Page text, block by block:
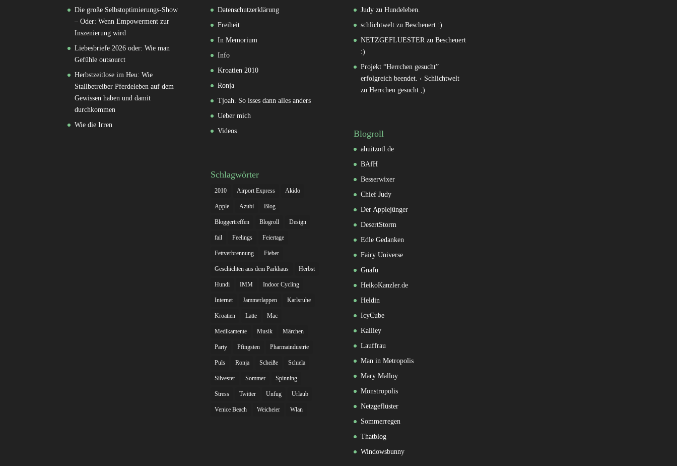
Die große Selbstoptimierungs-Show
– Oder: Wenn Empowerment zur
Inszenierung wird
Liebesbriefe 2026 oder: Wie man
Gefühle outsourct
Herbstzeitlose im Heu: Wie
Stallbetreiber Pferdeleben auf dem
Gewissen haben und damit
durchkommen
Wie die Irren
Datenschutzerklärung
Freiheit
In Memorium
Info
Kroatien 2010
Ronja
Tjoah. So isses dann alles anders
Ueber mich
Videos
Schlagwörter
2010 Airport Express Akido
Apple Azubi Blog
Bloggertreffen Blogroll Design
fail Feelings Feiertage
Fettverbrennung Fieber
Geschichten aus dem Parkhaus Herbst
Hundi IMM Indoor Cycling
Internet Jammerlappen Karlsruhe
Kroatien Latte Mac
Medikamente Musik Märchen
Party Pfingsten Pharmaindustrie
Puls Ronja Scheiße Schiela
Silvester Sommer Spinning
Stress Twitter Unfug Urlaub
Venice Beach Weicheier Wlan
Judyzu Hundeleben.
schlichtweltzu Bescheuert :)
NETZGEFLUESTERzu Bescheuert
:)
Projekt “Herrchen gesucht”
erfolgreich beendet. ‹ Schlichtwelt
zu Herrchen gesucht ;)
Blogroll
ahuitzotl.de
BAfH
Besserwixer
Chief Judy
Der Applejünger
DesertStorm
Edle Gedanken
Fairy Universe
Gnafu
HeikoKanzler.de
Heldin
IcyCube
Kalliey
Lauffrau
Man in Metropolis
Mary Malloy
Monstropolis
Netzgeflüster
Sommerregen
Thatblog
Windowsbunny